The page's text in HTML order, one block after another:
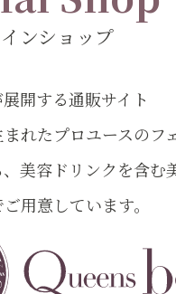
ンショップ
開する通販サイト
れたプロユースのフ
美容ドリンクを含む
用意しています。